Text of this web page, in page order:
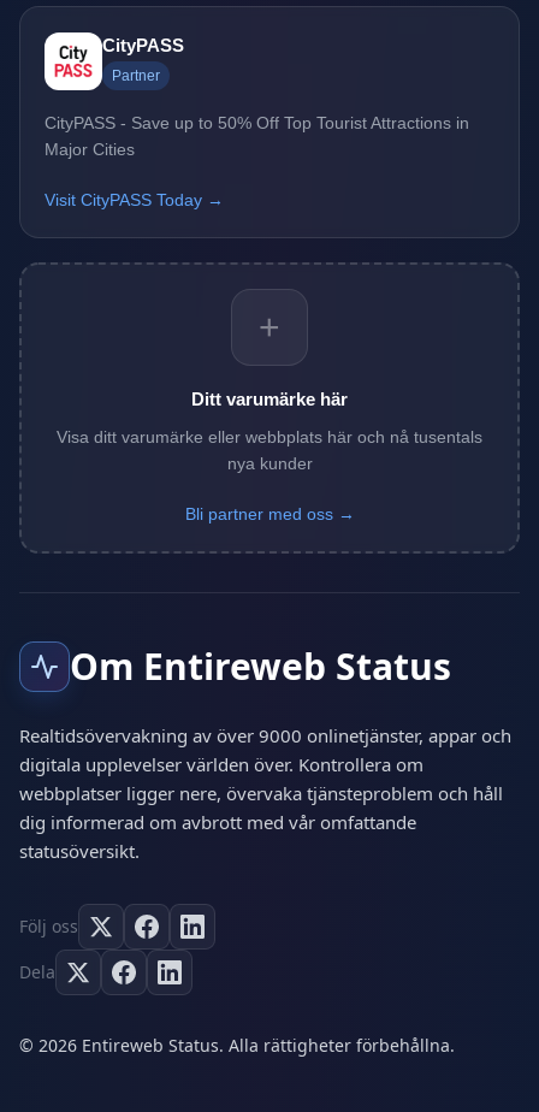
CityPASS
Partner
CityPASS - Save up to 50% Off Top Tourist Attractions in
Major Cities
Visit CityPASS Today →
+
Ditt varumärke här
Visa ditt varumärke eller webbplats här och nå tusentals
nya kunder
Bli partner med oss →
Om Entireweb Status
Realtidsövervakning av över 9000 onlinetjänster, appar och
digitala upplevelser världen över. Kontrollera om
webbplatser ligger nere, övervaka tjänsteproblem och håll
dig informerad om avbrott med vår omfattande
statusöversikt.
Följ oss
Dela
© 2026 Entireweb Status. Alla rättigheter förbehållna.